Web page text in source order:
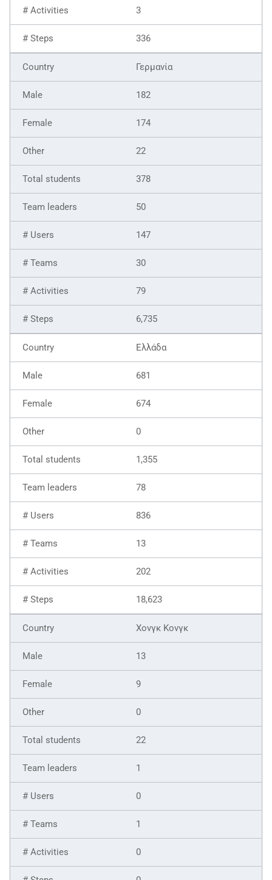
3
336
Γερμανία
182
174
22
378
50
147
30
79
6,735
Ελλάδα
681
674
0
1,355
78
836
13
202
18,623
Χονγκ Κονγκ
13
9
0
22
1
0
1
0